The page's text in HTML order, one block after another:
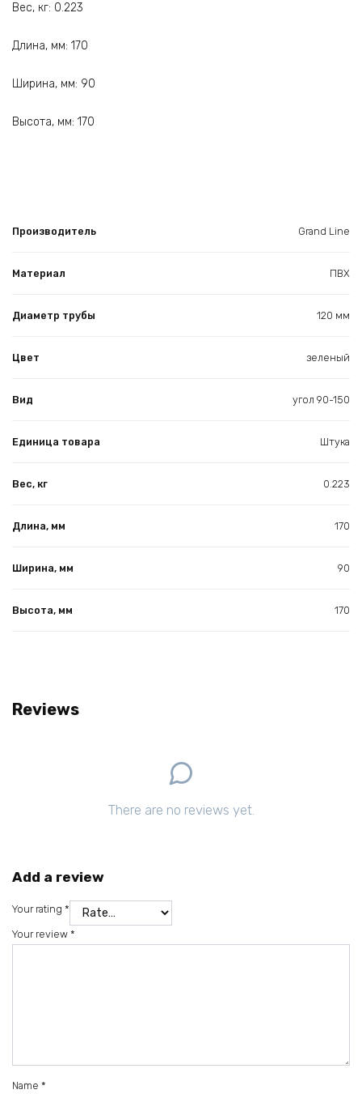
Вес, кг: 0.223
Длина, мм: 170
Ширина, мм: 90
Высота, мм: 170
Производитель Grand Line
Материал ПВХ
Диаметр трубы 120 мм
Цвет зеленый
Вид угол 90-150
Единица товара Штука
Вес, кг 0.223
Длина, мм 170
Ширина, мм 90
Высота, мм 170
Reviews
There are no reviews yet.
Add a review
Your rating *
Your review *
Name *